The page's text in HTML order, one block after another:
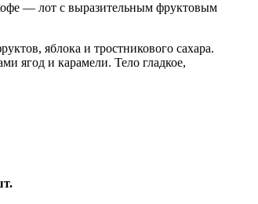
— лот с выразительным фруктовым
яблока и тростникового сахара.
ягод и карамели. Тело гладкое,